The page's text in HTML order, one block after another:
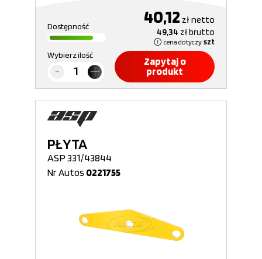
Dostępność 40,12 złnetto
49,34 złbrutto
cena dotyczy szt
Wybierz ilość
Zapytaj o
produkt
PŁYTA
ASP 331/43844
Nr Autos 0221755